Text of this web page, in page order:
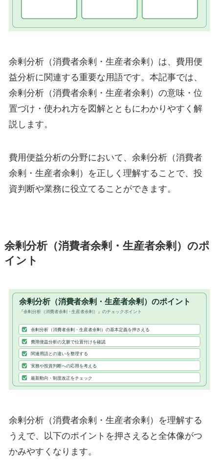
余剰分析（消費者余剰・生産者余剰）は、費用便
益分析に関連する重要な用語です。本記事では、
余剰分析（消費者余剰・生産者余剰）の意味・位
置づけ・使われ方を図解とともにわかりやすく解
説します。
費用便益分析の分野において、余剰分析（消費者
余剰・生産者余剰）を正しく理解することで、投
資判断や業務に役立てることができます。
余剰分析（消費者余剰・生産者余剰）のポ
イント
余剰分析（消費者余剰・生産者余剰）を理解する
うえで、以下のポイントを押さえると全体像がつ
かみやすくなります。